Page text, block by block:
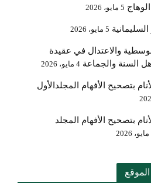
5 مايو، 2026
السليمانية 5 مايو، 2026
والاعتدال في عقيدة
السنة والجماعة 4 مايو، 2026
بتصحيح الأفهام المجلدالأول
بتصحيح الأفهام المجلد